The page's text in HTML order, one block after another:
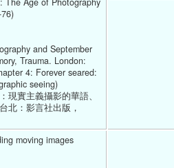
and September
Trauma. London:
4: Forever seared:
seeing)
現實主義攝影的華語、
北：影言社出版，
moving images